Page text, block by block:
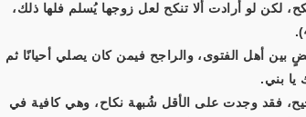
لكن لو أرادت ألا تنكح لعل زوجها يُسلم فلها ذلك،
بين أهل الفتوى، والراجح فيمن كان يصلي أحيانًا ثم
يا بني.
فقد وجدت على الأقل شُبهة نكاح، وهي كافية في